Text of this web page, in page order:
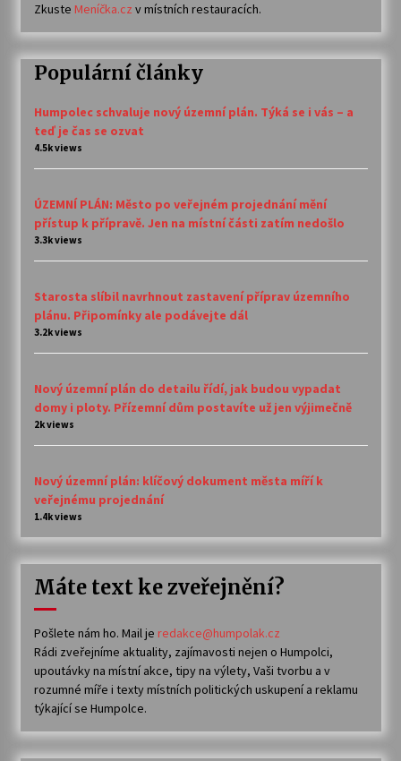
Zkuste Meníčka.cz v místních restauracích.
Populární články
Humpolec schvaluje nový územní plán. Týká se i vás – a
teď je čas se ozvat
4.5k views
ÚZEMNÍ PLÁN: Město po veřejném projednání mění
přístup k přípravě. Jen na místní části zatím nedošlo
3.3k views
Starosta slíbil navrhnout zastavení příprav územního
plánu. Připomínky ale podávejte dál
3.2k views
Nový územní plán do detailu řídí, jak budou vypadat
domy i ploty. Přízemní dům postavíte už jen výjimečně
2k views
Nový územní plán: klíčový dokument města míří k
veřejnému projednání
1.4k views
Máte text ke zveřejnění?
Pošlete nám ho. Mail je redakce@humpolak.cz
Rádi zveřejníme aktuality, zajímavosti nejen o Humpolci,
upoutávky na místní akce, tipy na výlety, Vaši tvorbu a v
rozumné míře i texty místních politických uskupení a reklamu
týkající se Humpolce.